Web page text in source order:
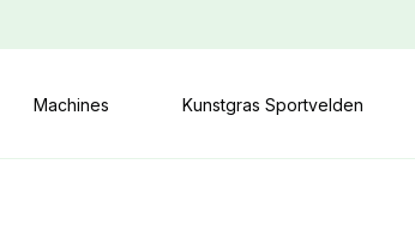
Machines Kunstgras Sportvelden